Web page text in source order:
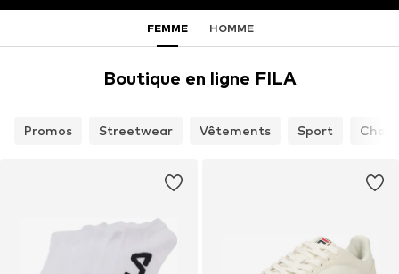
FEMME HOMME
Boutique en ligne FILA
Promos Streetwear Vêtements Sport